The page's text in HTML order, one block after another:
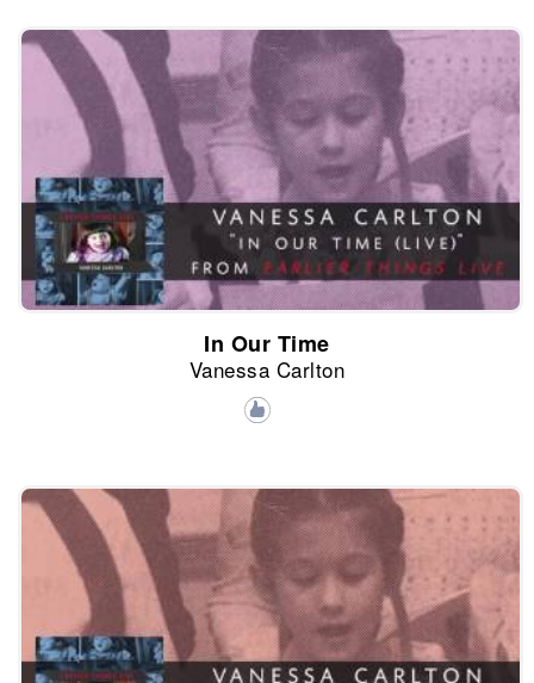
In Our Time
Vanessa Carlton